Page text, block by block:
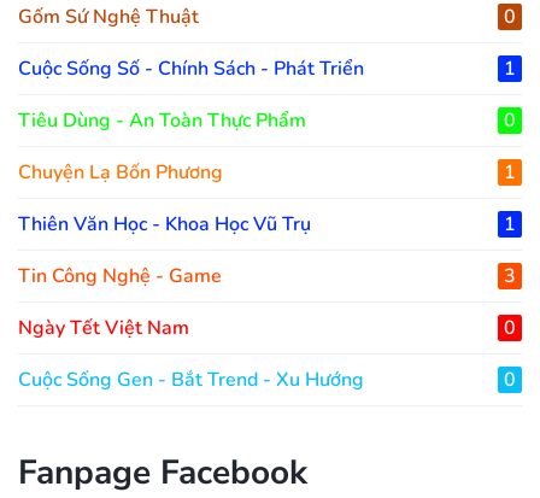
Gốm Sứ Nghệ Thuật
0
Cuộc Sống Số - Chính Sách - Phát Triển
1
Tiêu Dùng - An Toàn Thực Phẩm
0
Chuyện Lạ Bốn Phương
1
Thiên Văn Học - Khoa Học Vũ Trụ
1
Tin Công Nghệ - Game
3
Ngày Tết Việt Nam
0
Cuộc Sống Gen - Bắt Trend - Xu Hướng
0
Fanpage Facebook